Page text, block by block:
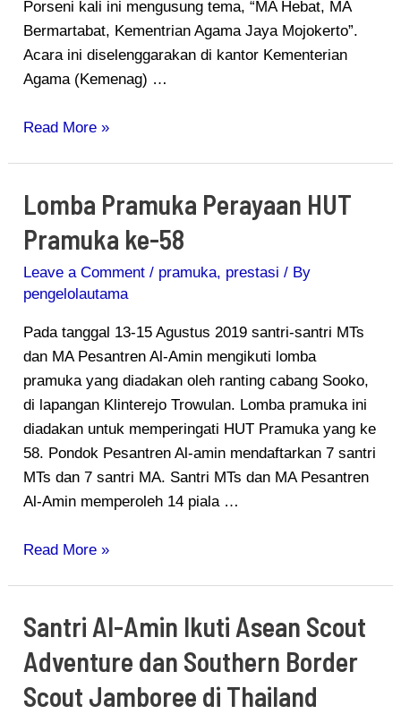
Porseni kali ini mengusung tema, “MA Hebat, MA
Bermartabat, Kementrian Agama Jaya Mojokerto”.
Acara ini diselenggarakan di kantor Kementerian
Agama (Kemenag) …
Read More »
Lomba Pramuka Perayaan HUT
Pramuka ke-58
Leave a Comment / pramuka, prestasi / By
pengelolautama
Pada tanggal 13-15 Agustus 2019 santri-santri MTs
dan MA Pesantren Al-Amin mengikuti lomba
pramuka yang diadakan oleh ranting cabang Sooko,
di lapangan Klinterejo Trowulan. Lomba pramuka ini
diadakan untuk memperingati HUT Pramuka yang ke
58. Pondok Pesantren Al-amin mendaftarkan 7 santri
MTs dan 7 santri MA. Santri MTs dan MA Pesantren
Al-Amin memperoleh 14 piala …
Lomba
Perayaan
HUT
Pramuka
58
Read More »
Santri Al-Amin Ikuti Asean Scout
Adventure dan Southern Border
Scout Jamboree di Thailand
Santri
Amin
Ikuti